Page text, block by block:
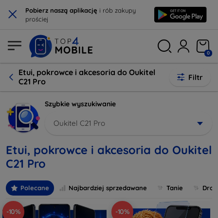
× Pobierz naszą aplikację i rób zakupy
prościej
0
Etui, pokrowce i akcesoria do Oukitel
C21 Pro
Filtr
Szybkie wyszukiwanie
Oukitel C21 Pro
Etui, pokrowce i akcesoria do Oukitel
C21 Pro
Polecane Najbardziej sprzedawane Tanie
-10% -10%